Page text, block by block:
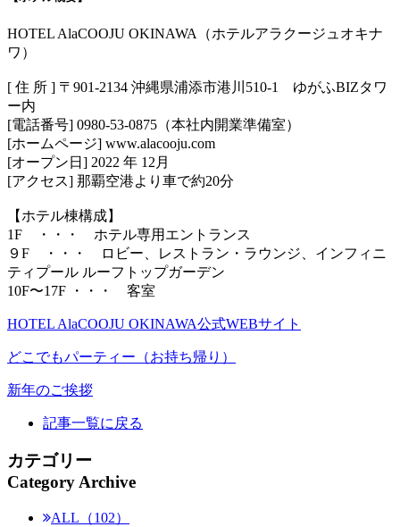
HOTEL AlaCOOJU OKINAWA（ホテルアラクージュオキナ
ワ）
[ 住 所 ] 〒901-2134 沖縄県浦添市港川510-1 ゆがふBIZタワ
ー内
[電話番号] 0980-53-0875（本社内開業準備室）
[ホームページ] www.alacooju.com
[オープン日] 2022 年 12月
[アクセス] 那覇空港より車で約20分
【ホテル棟構成】
1F ・・・ ホテル専用エントランス
９F ・・・ ロビー、レストラン・ラウンジ、インフィニ
ティプール ルーフトップガーデン
10F〜17F ・・・ 客室
HOTEL AlaCOOJU OKINAWA公式WEBサイト
どこでもパーティー（お持ち帰り）
新年のご挨拶
記事一覧に戻る
カテゴリー
Category Archive
ALL（102）